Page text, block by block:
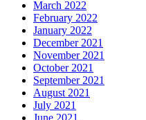
March 2022
February 2022
January 2022
December 2021
November 2021
October 2021
September 2021
August 2021
July 2021